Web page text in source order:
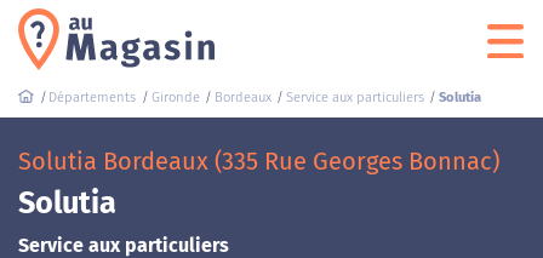
Départements Gironde Bordeaux Service aux particuliers Solutia
Solutia Bordeaux (335 Rue Georges Bonnac)
Solutia
Service aux particuliers